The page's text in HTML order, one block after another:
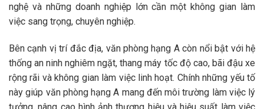
nghệ và những doanh nghiệp lớn cần một không gian làm
việc sang trọng, chuyên nghiệp.
Bên cạnh vị trí đắc địa, văn phòng hạng A còn nổi bật với hệ
thống an ninh nghiêm ngặt, thang máy tốc độ cao, bãi đậu xe
rộng rãi và không gian làm việc linh hoạt. Chính những yếu tố
này giúp văn phòng hạng A mang đến môi trường làm việc lý